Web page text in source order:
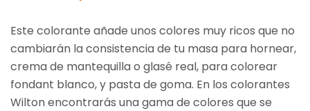
Este colorante añade unos colores muy ricos que no
cambiarán la consistencia de tu masa para hornear,
crema de mantequilla o glasé real, para colorear
fondant blanco, y pasta de goma. En los colorantes
Wilton encontrarás una gama de colores que se